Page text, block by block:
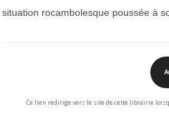
situation rocambolesque poussée à
Ce lien redirige vers le site de cette librairie